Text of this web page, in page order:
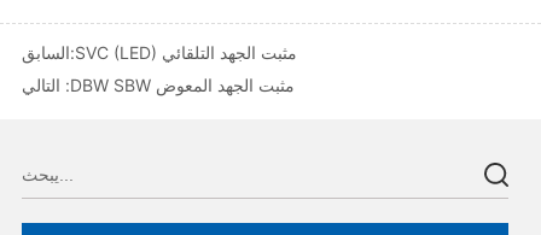
السابق:
SVC (LED) مثبت الجهد التلقائي
التالي :
DBW SBW مثبت الجهد المعوض